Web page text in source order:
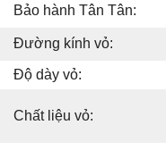
Bảo hành Tân Tân:
Đường kính vỏ:
Độ dày vỏ:
Chất liệu vỏ: